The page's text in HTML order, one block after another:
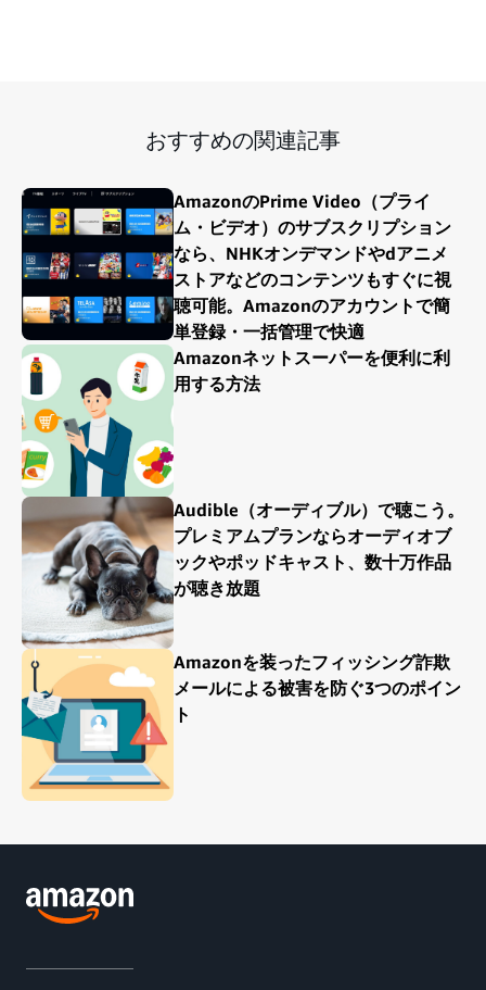
おすすめの関連記事
AmazonのPrime Video（プライ
ム・ビデオ）のサブスクリプション
なら、NHKオンデマンドやdアニメ
ストアなどのコンテンツもすぐに視
聴可能。Amazonのアカウントで簡
単登録・一括管理で快適
Amazonネットスーパーを便利に利
用する方法
Audible（オーディブル）で聴こう。
プレミアムプランならオーディオブ
ックやポッドキャスト、数十万作品
が聴き放題
Amazonを装ったフィッシング詐欺
メールによる被害を防ぐ3つのポイン
ト